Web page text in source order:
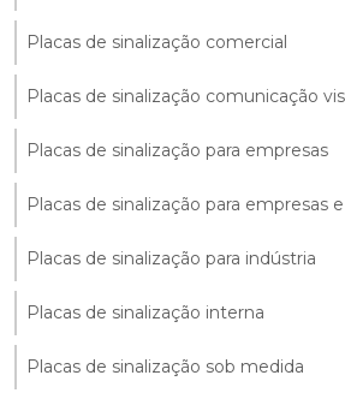
Placas de sinalização comercial
Placas de sinalização comunicação
Placas de sinalização para empresas
Placas de sinalização para empresas
Placas de sinalização para indústria
Placas de sinalização interna
Placas de sinalização sob medida